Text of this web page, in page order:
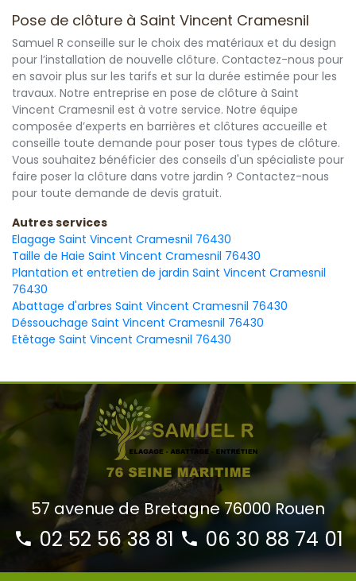
Pose de clôture à Saint Vincent Cramesnil
Samuel R conseille sur le choix des matériaux et du design
pour l’installation de nouvelle clôture. Contactez-nous pour
en savoir plus sur les tarifs et sur la durée estimée pour les
travaux. Notre entreprise en pose de clôture à Saint
Vincent Cramesnil est à votre service. Notre équipe
composée d’experts en barrières et clôtures accueille et
conseille toute demande pour poser tous types de clôture.
Vous souhaitez bénéficier des conseils d'un spécialiste pour
faire poser la clôture dans votre jardin ? Contactez-nous
pour toute demande de devis gratuit.
Autres services
Elagage Saint Vincent Cramesnil 76430
Taille de Haie Saint Vincent Cramesnil 76430
Plantation et entretien de jardin Saint Vincent Cramesnil
76430
Abattage d'arbres Saint Vincent Cramesnil 76430
Déssouchage Saint Vincent Cramesnil 76430
Etêtage Saint Vincent Cramesnil 76430
57 avenue de Bretagne 76000 Rouen
02 52 56 38 81 06 30 88 74 01